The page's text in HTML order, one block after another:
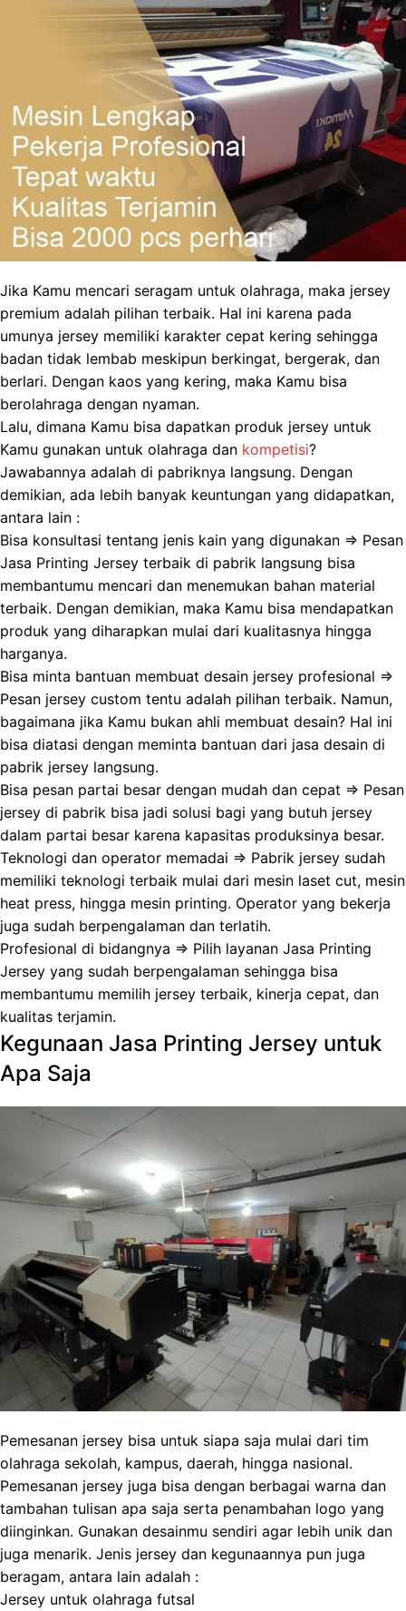
Jika Kamu mencari seragam untuk olahraga, maka jersey
premium adalah pilihan terbaik. Hal ini karena pada
umunya jersey memiliki karakter cepat kering sehingga
badan tidak lembab meskipun berkingat, bergerak, dan
berlari. Dengan kaos yang kering, maka Kamu bisa
berolahraga dengan nyaman.
Lalu, dimana Kamu bisa dapatkan produk jersey untuk
Kamu gunakan untuk olahraga dan kompetisi?
Jawabannya adalah di pabriknya langsung. Dengan
demikian, ada lebih banyak keuntungan yang didapatkan,
antara lain :
Bisa konsultasi tentang jenis kain yang digunakan => Pesan
Jasa Printing Jersey terbaik di pabrik langsung bisa
membantumu mencari dan menemukan bahan material
terbaik. Dengan demikian, maka Kamu bisa mendapatkan
produk yang diharapkan mulai dari kualitasnya hingga
harganya.
Bisa minta bantuan membuat desain jersey profesional =>
Pesan jersey custom tentu adalah pilihan terbaik. Namun,
bagaimana jika Kamu bukan ahli membuat desain? Hal ini
bisa diatasi dengan meminta bantuan dari jasa desain di
pabrik jersey langsung.
Bisa pesan partai besar dengan mudah dan cepat => Pesan
jersey di pabrik bisa jadi solusi bagi yang butuh jersey
dalam partai besar karena kapasitas produksinya besar.
Teknologi dan operator memadai => Pabrik jersey sudah
memiliki teknologi terbaik mulai dari mesin laset cut, mesin
heat press, hingga mesin printing. Operator yang bekerja
juga sudah berpengalaman dan terlatih.
Profesional di bidangnya => Pilih layanan Jasa Printing
Jersey yang sudah berpengalaman sehingga bisa
membantumu memilih jersey terbaik, kinerja cepat, dan
kualitas terjamin.
Kegunaan Jasa Printing Jersey untuk
Apa Saja
Pemesanan jersey bisa untuk siapa saja mulai dari tim
olahraga sekolah, kampus, daerah, hingga nasional.
Pemesanan jersey juga bisa dengan berbagai warna dan
tambahan tulisan apa saja serta penambahan logo yang
diinginkan. Gunakan desainmu sendiri agar lebih unik dan
juga menarik. Jenis jersey dan kegunaannya pun juga
beragam, antara lain adalah :
Jersey untuk olahraga futsal